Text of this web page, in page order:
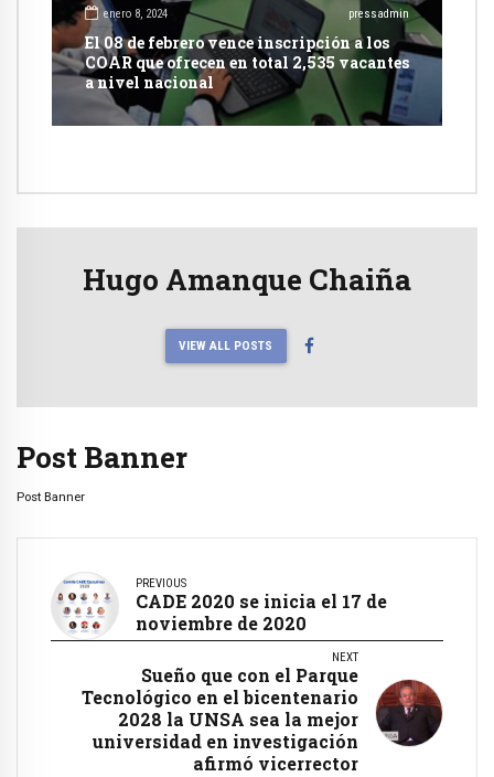
enero 8, 2024 pressadmin
El 08 de febrero vence inscripción a los
COAR que ofrecen en total 2,535 vacantes
a nivel nacional
Hugo Amanque Chaiña
VIEW ALL POSTS
Post Banner
Post Banner
PREVIOUS
CADE 2020 se inicia el 17 de
noviembre de 2020
NEXT
Sueño que con el Parque
Tecnológico en el bicentenario
2028 la UNSA sea la mejor
universidad en investigación
afirmó vicerrector